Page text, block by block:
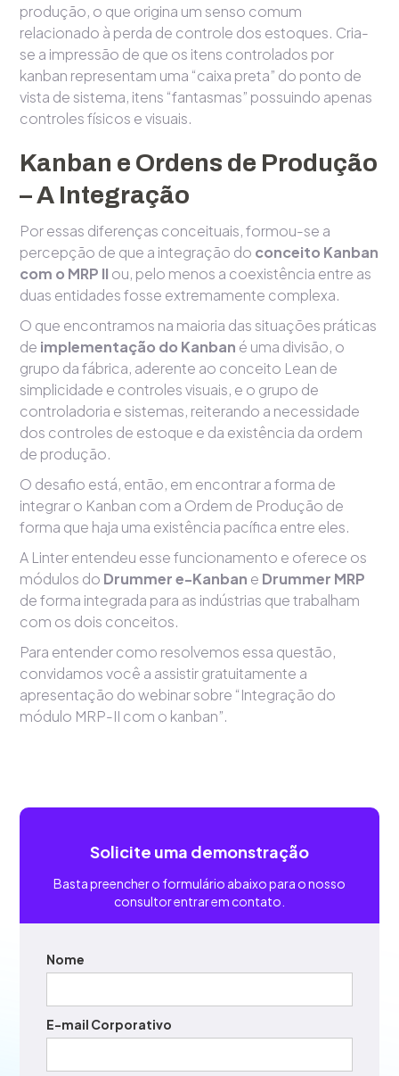
produção, o que origina um senso comum
relacionado à perda de controle dos estoques. Cria-
se a impressão de que os itens controlados por
kanban representam uma “caixa preta” do ponto de
vista de sistema, itens “fantasmas” possuindo apenas
controles físicos e visuais.
Kanban e Ordens de Produção
– A Integração
Por essas diferenças conceituais, formou-se a
percepção de que a integração do conceito Kanban
com o MRP II ou, pelo menos a coexistência entre as
duas entidades fosse extremamente complexa.
O que encontramos na maioria das situações práticas
de implementação do Kanban é uma divisão, o
grupo da fábrica, aderente ao conceito Lean de
simplicidade e controles visuais, e o grupo de
controladoria e sistemas, reiterando a necessidade
dos controles de estoque e da existência da ordem
de produção.
O desafio está, então, em encontrar a forma de
integrar o Kanban com a Ordem de Produção de
forma que haja uma existência pacífica entre eles.
A Linter entendeu esse funcionamento e oferece os
módulos do Drummer e-Kanban e Drummer MRP
de forma integrada para as indústrias que trabalham
com os dois conceitos.
Para entender como resolvemos essa questão,
convidamos você a assistir gratuitamente a
apresentação do webinar sobre “Integração do
módulo MRP-II com o kanban”.
Solicite uma demonstração
Basta preencher o formulário abaixo para o nosso
consultor entrar em contato.
Nome
E-mail Corporativo